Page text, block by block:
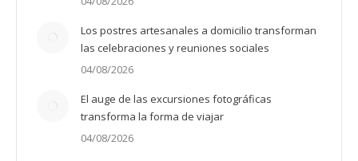
Los postres artesanales a domicilio transforman
las celebraciones y reuniones sociales
04/08/2026
El auge de las excursiones fotográficas
transforma la forma de viajar
04/08/2026